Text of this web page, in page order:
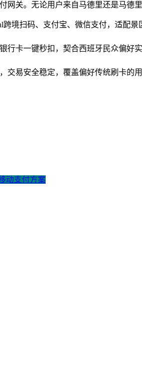
关。无论用户来自马德里还是马德
境扫码、支付宝、微信支付，适配
行卡一键秒扣，契合西班牙民众偏
交易安全稳定，覆盖偏好传统刷卡的
动支付方案